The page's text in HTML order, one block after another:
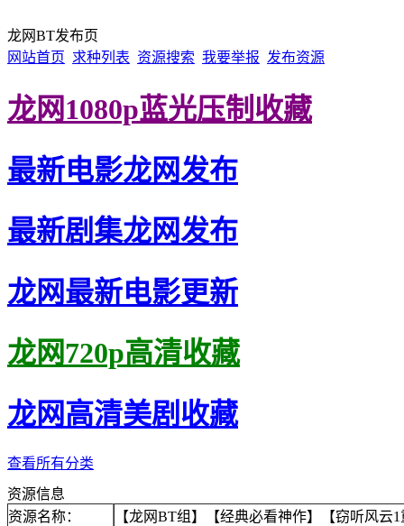
龙网BT发布页
网站首页 求种列表 资源搜索 我要举报 发布资源
龙网1080p蓝光压制收藏
最新电影龙网发布
最新剧集龙网发布
龙网最新电影更新
龙网720p高清收藏
龙网高清美剧收藏
查看所有分类
资源信息
资源名称：
【龙网BT组】【经典必看神作】【窃听风云